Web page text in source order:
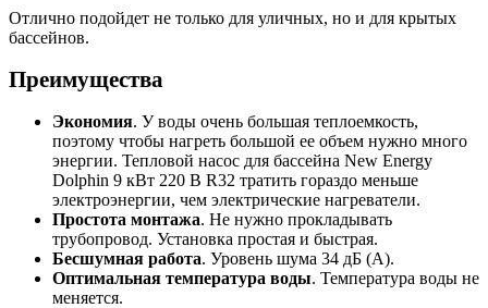
Отлично подойдет не только для уличных, но и для крытых
бассейнов.
Преимущества
Экономия. У воды очень большая теплоемкость,
поэтому чтобы нагреть большой ее объем нужно много
энергии. Тепловой насос для бассейна New Energy
Dolphin 9 кВт 220 В R32 тратить гораздо меньше
электроэнергии, чем электрические нагреватели.
Простота монтажа. Не нужно прокладывать
трубопровод. Установка простая и быстрая.
Бесшумная работа. Уровень шума 34 дБ (А).
Оптимальная температура воды. Температура воды не
меняется.